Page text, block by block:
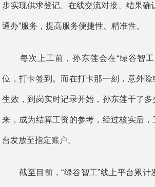
步实现供求登记、在线交流对接、结果确
通办”服务，提高服务便捷性、精准性。
每次上工前，孙东莲会在“绿谷智工
位，打卡签到。而在打卡那一刻，意外
生效，到岗实时记录开始，孙东莲干了
来，成为结算工资的参考，经过核实后
台发放至指定账户。
截至目前，“绿谷智工”线上平台累计